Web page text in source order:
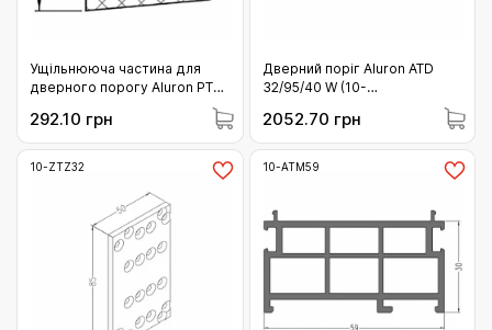
Ущільнююча частина для
дверного порогу Aluron PT
292.10 грн
Дверний поріг Aluron ATD
32/95/40 W (10-
2052.70 грн
10-ZTZ32 10-ATM59